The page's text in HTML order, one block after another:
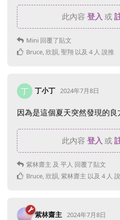
此內容 登入 或
Mini 回覆了貼文
Bruce, 欣韻,聖翔 以及 4 人 說推
丁 丁小丁 2024年7月8日
因為是這個夏天突然發現的良
此內容 登入 或
紫林齋主 及 平人 回覆了貼文
Bruce, 欣韻,紫林齋主 以及 4 人
紫林齋主 2024年7月8日